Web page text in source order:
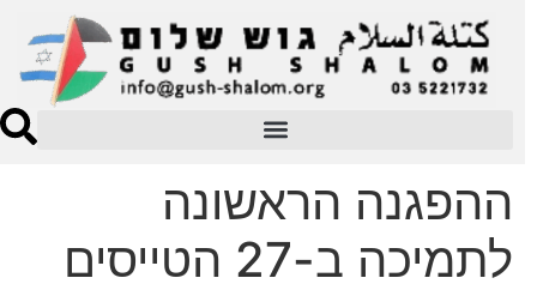
ההפגנה הראשונה
לתמיכה ב-27 הטייסים